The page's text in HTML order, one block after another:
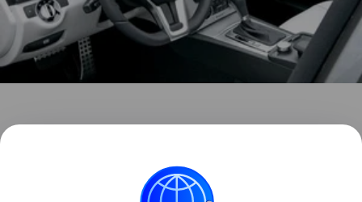
Появился и новый двигатель – речь идет об
атмосферном бензиновом агрегате объемом 3,5 л,